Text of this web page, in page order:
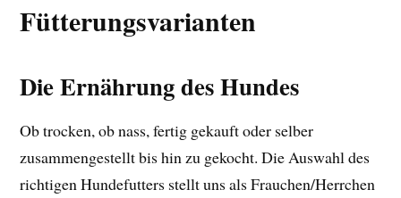
Fütterungsvarianten
Die Ernährung des Hundes
Ob trocken, ob nass, fertig gekauft oder selber
zusammengestellt bis hin zu gekocht. Die Auswahl des
richtigen Hundefutters stellt uns als Frauchen/Herrchen